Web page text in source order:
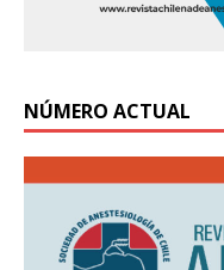
NÚMERO ACTUAL